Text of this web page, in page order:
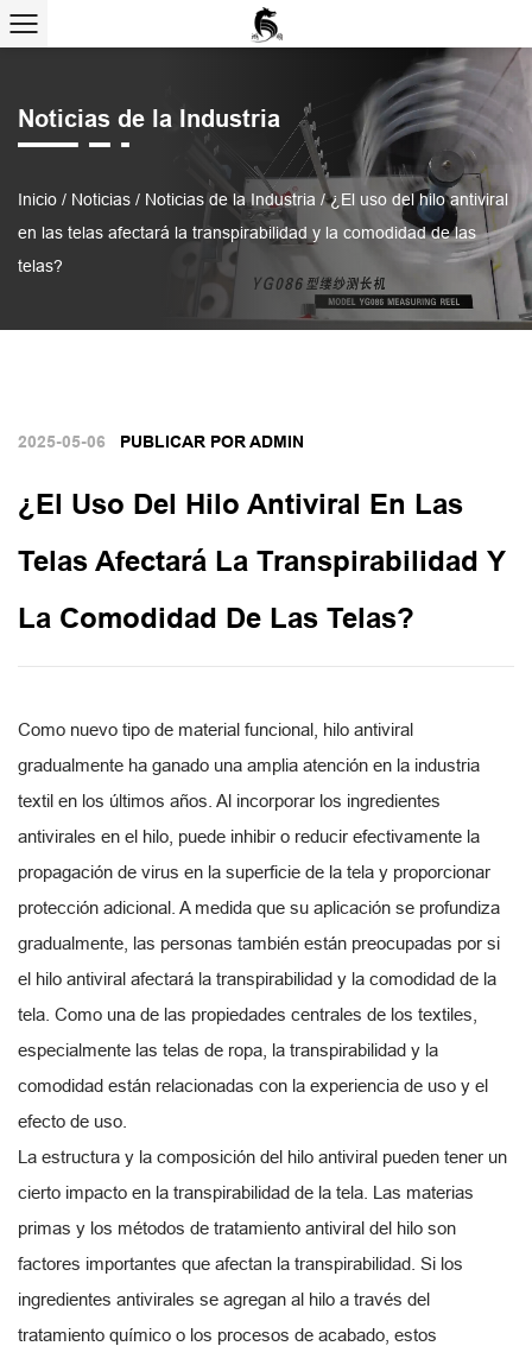
Noticias de la Industria
Inicio / Noticias / Noticias de la Industria /¿El uso del hilo antiviral
en las telas afectará la transpirabilidad y la comodidad de las
telas?
2025-05-06 PUBLICAR POR ADMIN
¿El Uso Del Hilo Antiviral En Las
Telas Afectará La Transpirabilidad Y
La Comodidad De Las Telas?
Como nuevo tipo de material funcional, hilo antiviral
gradualmente ha ganado una amplia atención en la industria
textil en los últimos años. Al incorporar los ingredientes
antivirales en el hilo, puede inhibir o reducir efectivamente la
propagación de virus en la superficie de la tela y proporcionar
protección adicional. A medida que su aplicación se profundiza
gradualmente, las personas también están preocupadas por si
el hilo antiviral afectará la transpirabilidad y la comodidad de la
tela. Como una de las propiedades centrales de los textiles,
especialmente las telas de ropa, la transpirabilidad y la
comodidad están relacionadas con la experiencia de uso y el
efecto de uso.
La estructura y la composición del hilo antiviral pueden tener un
cierto impacto en la transpirabilidad de la tela. Las materias
primas y los métodos de tratamiento antiviral del hilo son
factores importantes que afectan la transpirabilidad. Si los
ingredientes antivirales se agregan al hilo a través del
tratamiento químico o los procesos de acabado, estos